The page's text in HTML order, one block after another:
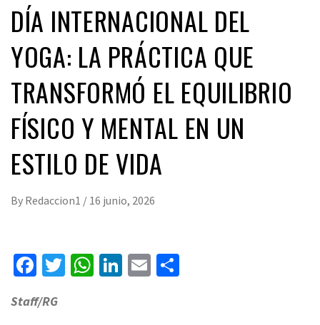
DÍA INTERNACIONAL DEL
YOGA: LA PRÁCTICA QUE
TRANSFORMÓ EL EQUILIBRIO
FÍSICO Y MENTAL EN UN
ESTILO DE VIDA
By Redaccion1 / 16 junio, 2026
Facebook
Twitter
WhatsApp
LinkedIn
Email
Staff/RG